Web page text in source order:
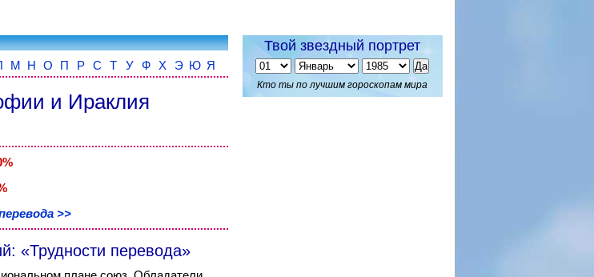
М Н О П Р С Т У Ф Х Э Ю Я
и Ираклия
>>
«Трудности перевода»
Твой звездный портрет
Кто ты по лучшим гороскопам мира